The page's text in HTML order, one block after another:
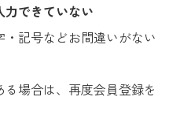
力できていない
記号などお間違いがない
場合は、再度会員登録を